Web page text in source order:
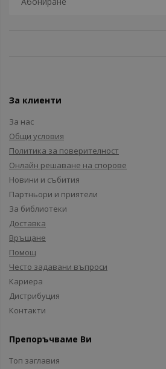
За клиенти
За нас
Общи условия
Политика за поверителност
Онлайн решаване на спорове
Новини и събития
Партньори и приятели
За библиотеки
Доставка
Връщане
Помощ
Често задавани въпроси
Кариера
Дистрибуция
Контакти
Препоръчваме Ви
Топ заглавия